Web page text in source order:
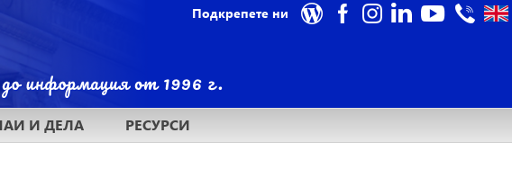
Подкрепете ни
И ДЕЛА РЕСУРСИ